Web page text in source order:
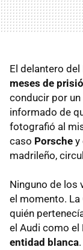
El delantero
meses de
conducir por un
informado de
fotografió al
caso Porsche y
madrileño,
Ninguno de los
el momento.
quién
el Audi como el
entidad blanca